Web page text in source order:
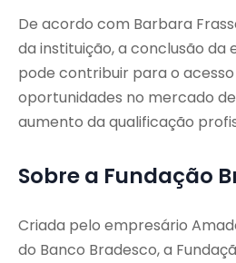
De acordo com Barbara
da instituição, a conclusão da
pode contribuir para o
oportunidades no mercado
aumento da qualificação
Sobre a Fundação
Criada pelo empresário
do Banco Bradesco, a